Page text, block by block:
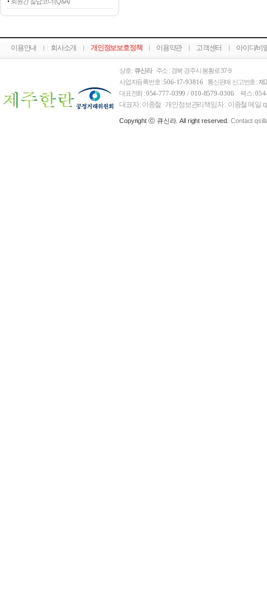
이용안내 회사소개 개인정보보호정책 이용약관 고객센터 아이디/비
상호 : 큐신라주소 : 경북 경주시 봉황로 37-9
사업자등록번호 :506-17-93816 통신판매 신고번호 :제
대표전화 :054-777-0399 / 010-8579-0306 팩스 :
대표자 : 이종철 개인정보관리책임자 : 이종철 메일:
Copyright ⓒ 큐신라. All right reserved.Contact